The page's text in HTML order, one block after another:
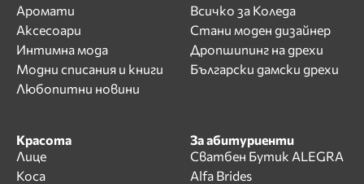
Аромати
Аксесоари
Интимна мода
Модни списания и книги
Любопитни новини
Всичко за Коледа
Стани моден дизайнер
Дропшипинг на дрехи
Български дамски дрехи
Красота
Лице
Коса
За абитуриенти
Сватбен Бутик ALEGRA
Alfa Brides